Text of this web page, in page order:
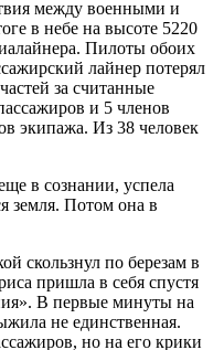
между военными и
в небе на высоте 5220
Пилоты обоих
лайнер потерял
за считанные
и 5 членов
экипажа. Из 38 человек
в сознании, успела
земля. Потом она в
скользнул по березам в
пришла в себя спустя
В первые минуты на
не единственная.
но на его крики